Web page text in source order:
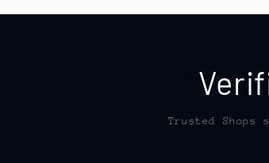
Trusted Shops